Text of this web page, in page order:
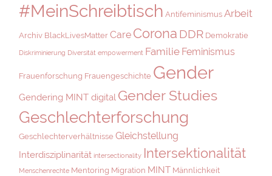
#MeinSchreibtisch Antifeminismus Arbeit
Archiv BlackLivesMatter Care Corona DDR Demokratie
Diskriminierung Diversität empowerment Familie Feminismus
Frauenforschung Frauengeschichte Gender
Gendering MINT digital Gender Studies
Geschlechterforschung
Geschlechterverhältnisse Gleichstellung
Interdisziplinarität intersectionality Intersektionalität
Menschenrechte Mentoring Migration MINT Männlichkeit